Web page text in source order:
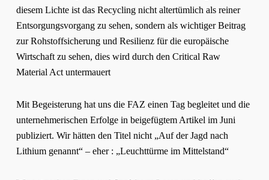
diesem Lichte ist das Recycling nicht altertümlich als reiner
Entsorgungsvorgang zu sehen, sondern als wichtiger Beitrag
zur Rohstoffsicherung und Resilienz für die europäische
Wirtschaft zu sehen, dies wird durch den Critical Raw
Material Act untermauert
Mit Begeisterung hat uns die FAZ einen Tag begleitet und die
unternehmerischen Erfolge in beigefügtem Artikel im Juni
publiziert. Wir hätten den Titel nicht „Auf der Jagd nach
Lithium genannt“ – eher : „Leuchttürme im Mittelstand“